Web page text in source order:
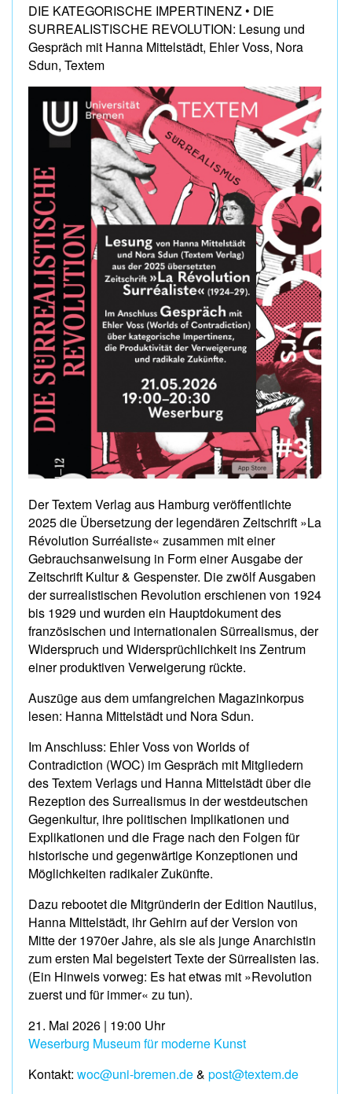
DIE KATEGORISCHE IMPERTINENZ • DIE
SURREALISTISCHE REVOLUTION: Lesung und
Gespräch mit Hanna Mittelstädt, Ehler Voss, Nora
Sdun, Textem
Der Textem Verlag aus Hamburg veröffentlichte
2025 die Übersetzung der legendären Zeitschrift »La
Révolution Surréaliste« zusammen mit einer
Gebrauchsanweisung in Form einer Ausgabe der
Zeitschrift Kultur & Gespenster. Die zwölf Ausgaben
der surrealistischen Revolution erschienen von 1924
bis 1929 und wurden ein Hauptdokument des
französischen und internationalen Sürrealismus, der
Widerspruch und Widersprüchlichkeit ins Zentrum
einer produktiven Verweigerung rückte.
Auszüge aus dem umfangreichen Magazinkorpus
lesen: Hanna Mittelstädt und Nora Sdun.
Im Anschluss: Ehler Voss von Worlds of
Contradiction (WOC) im Gespräch mit Mitgliedern
des Textem Verlags und Hanna Mittelstädt über die
Rezeption des Surrealismus in der westdeutschen
Gegenkultur, ihre politischen Implikationen und
Explikationen und die Frage nach den Folgen für
historische und gegenwärtige Konzeptionen und
Möglichkeiten radikaler Zukünfte.
Dazu rebootet die Mitgründerin der Edition Nautilus,
Hanna Mittelstädt, ihr Gehirn auf der Version von
Mitte der 1970er Jahre, als sie als junge Anarchistin
zum ersten Mal begeistert Texte der Sürrealisten las.
(Ein Hinweis vorweg: Es hat etwas mit »Revolution
zuerst und für immer« zu tun).
21. Mai 2026 | 19:00 Uhr
Weserburg Museum für moderne Kunst
Kontakt: woc@uni-bremen.de& post@textem.de